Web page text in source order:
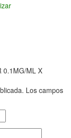
0.1MG/ML X
Los campos